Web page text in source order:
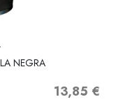
NEGRA
Precio
13,85 €